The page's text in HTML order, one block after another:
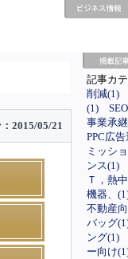
2015/05/21
記事カ
削減(1)
(1)
事業承
PPC広
ミッシ
ンス(1)
Ｔ，熱
機器、
不動産
バッグ
ング(1)
ー向け